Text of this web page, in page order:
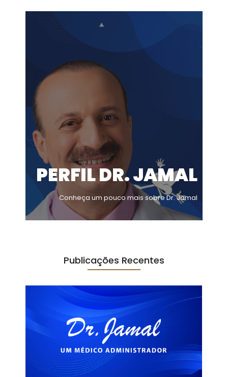
PERFIL DR. JAMAL
Conheça um pouco mais sobre Dr. Jamal
Publicações Recentes